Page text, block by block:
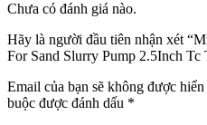
Chưa có đánh giá nào.
Hãy là người đầu tiên nhận xét
For Sand Slurry Pump 2.5Inch Tc
Email của bạn sẽ không được
buộc được đánh dấu *